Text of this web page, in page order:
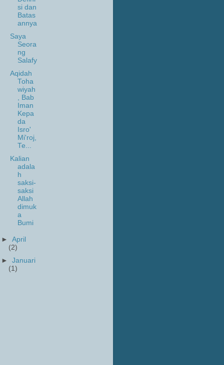
si dan
Batas
annya
Saya
Seora
ng
Salafy
Aqidah
Toha
wiyah
, Bab
Iman
Kepa
da
Isro'
Mi'roj,
Te...
Kalian
adala
h
saksi-
saksi
Allah
dimuk
a
Bumi
►April
(2)
►Januari
(1)